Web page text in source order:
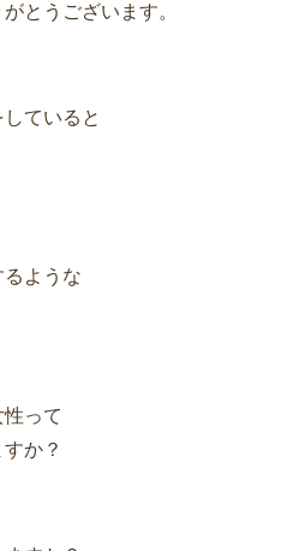
とうございます。
ていると
ような
って
か？